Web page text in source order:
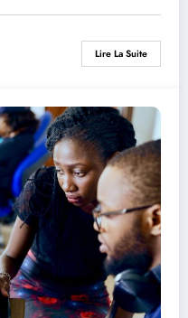
Lire La Suite